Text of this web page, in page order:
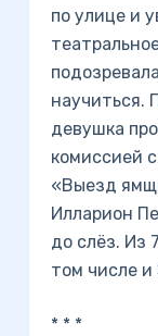
по улице и
научиться.
девушка
комиссией
«Выезд
Илларион
до слёз. Из
том числе и
* * *